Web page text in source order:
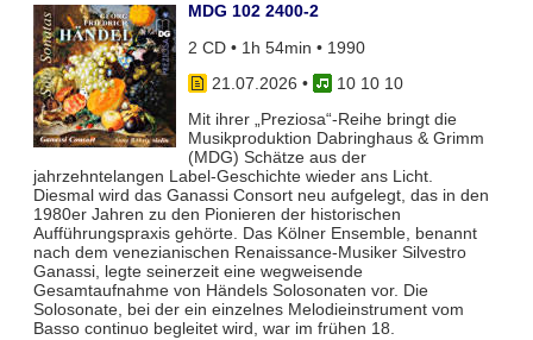
MDG 102 2400-2
2 CD • 1h 54min • 1990
21.07.2026 •
10 10 10
Mit ihrer „Preziosa“-Reihe bringt die
Musikproduktion Dabringhaus & Grimm
(MDG) Schätze aus der
jahrzehntelangen Label-Geschichte wieder ans Licht.
Diesmal wird das Ganassi Consort neu aufgelegt, das in den
1980er Jahren zu den Pionieren der historischen
Aufführungspraxis gehörte. Das Kölner Ensemble, benannt
nach dem venezianischen Renaissance-Musiker Silvestro
Ganassi, legte seinerzeit eine wegweisende
Gesamtaufnahme von Händels Solosonaten vor. Die
Solosonate, bei der ein einzelnes Melodieinstrument vom
Basso continuo begleitet wird, war im frühen 18.